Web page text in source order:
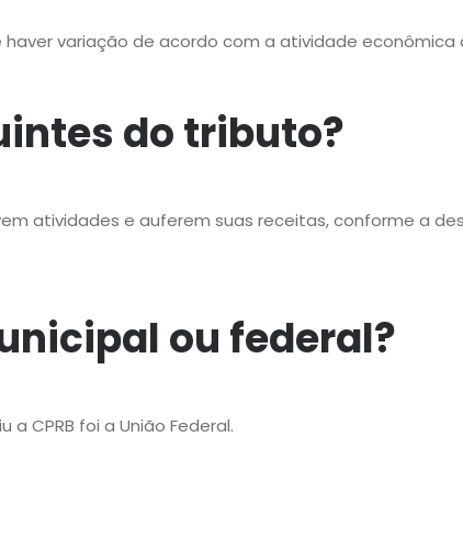
haver variação de acordo com a atividade
do tributo?
atividades e auferem suas receitas, conforme a
ou federal?
CPRB foi a União Federal.